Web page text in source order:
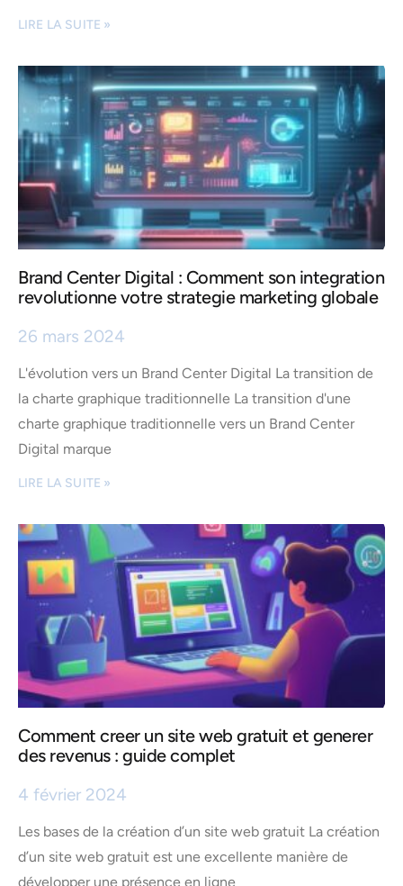
LIRE LA SUITE »
Brand Center Digital : Comment son integration
revolutionne votre strategie marketing globale
26 mars 2024
L'évolution vers un Brand Center Digital La transition de
la charte graphique traditionnelle La transition d'une
charte graphique traditionnelle vers un Brand Center
Digital marque
LIRE LA SUITE »
Comment creer un site web gratuit et generer
des revenus : guide complet
4 février 2024
Les bases de la création d’un site web gratuit La création
d’un site web gratuit est une excellente manière de
développer une présence en ligne